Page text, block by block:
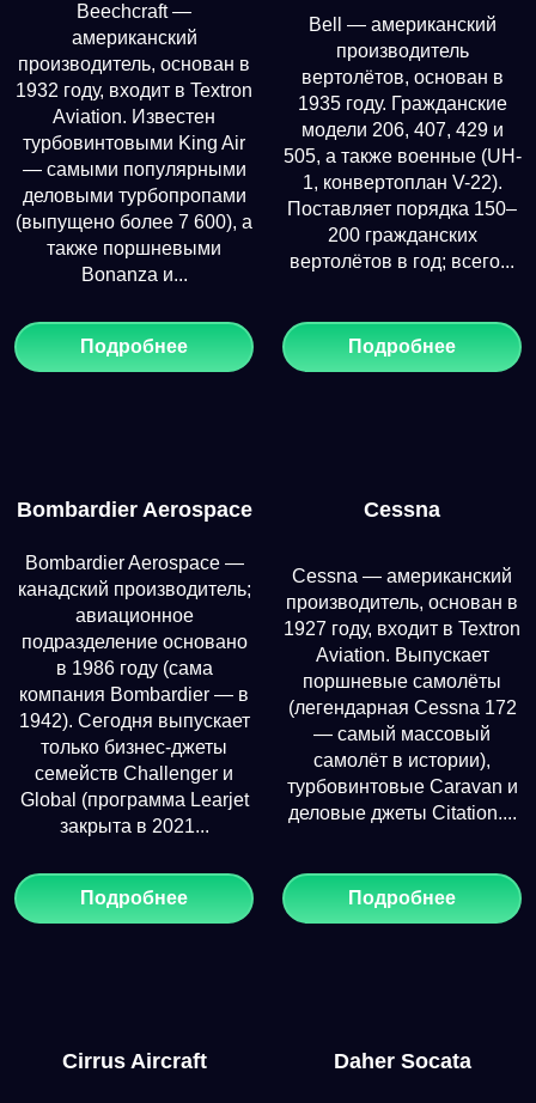
Beechcraft —
американский
производитель, основан в
1932 году, входит в Textron
Aviation. Известен
турбовинтовыми King Air
— самыми популярными
деловыми турбопропами
(выпущено более 7 600), а
также поршневыми
Bonanza и...
Подробнее
Bell — американский
производитель
вертолётов, основан в
1935 году. Гражданские
модели 206, 407, 429 и
505, а также военные (UH-
1, конвертоплан V-22).
Поставляет порядка 150–
200 гражданских
вертолётов в год; всего...
Подробнее
Bombardier Aerospace
Bombardier Aerospace —
канадский производитель;
авиационное
подразделение основано
в 1986 году (сама
компания Bombardier — в
1942). Сегодня выпускает
только бизнес-джеты
семейств Challenger и
Global (программа Learjet
закрыта в 2021...
Подробнее
Cessna
Cessna — американский
производитель, основан в
1927 году, входит в Textron
Aviation. Выпускает
поршневые самолёты
(легендарная Cessna 172
— самый массовый
самолёт в истории),
турбовинтовые Caravan и
деловые джеты Citation....
Подробнее
Cirrus Aircraft Daher Socata